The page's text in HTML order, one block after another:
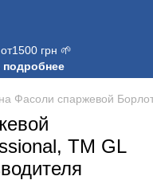
грн 🌱
подробнее
Фасоли спаржевой
TM GL